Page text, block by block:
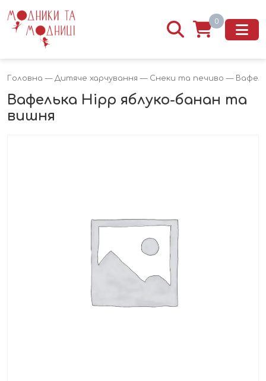
0
Головна — Дитяче харчування — Снеки та печиво —
Вафелька Hipp яблуко-банан та
вишня